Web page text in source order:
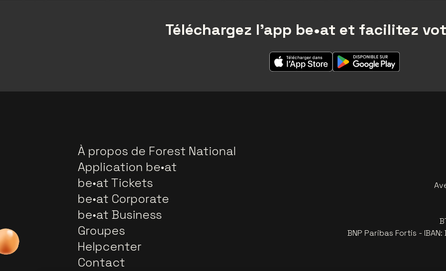
Téléchargez l'app be•at et facilitez
À propos de Forest National
Application be•at
be•at Tickets
be•at Corporate
be•at Business
Groupes
Helpcenter
Contact
BNP Paribas Fortis -